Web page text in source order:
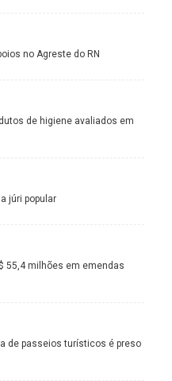
no Agreste do RN
de higiene avaliados em
júri popular
55,4 milhões em emendas
de passeios turísticos é preso